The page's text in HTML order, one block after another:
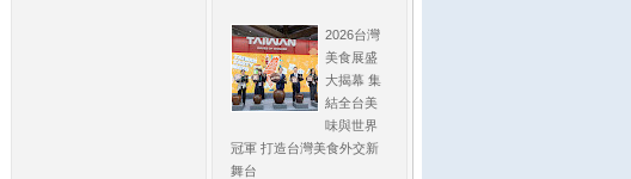
2026台灣
美食展盛
大揭幕 集
結全台美
味與世界
冠軍 打造台灣美食外交新
舞台